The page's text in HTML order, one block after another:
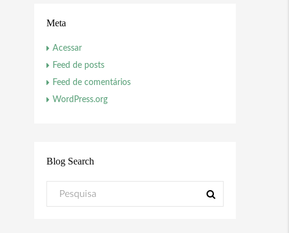
Meta
Acessar
Feed de posts
Feed de comentários
WordPress.org
Blog Search